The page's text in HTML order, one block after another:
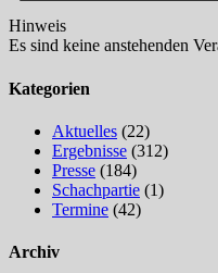
Hinweis
Es sind keine anstehenden
Kategorien
Aktuelles (22)
Ergebnisse (312)
Presse (184)
Schachpartie (1)
Termine (42)
Archiv